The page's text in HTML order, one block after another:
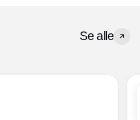
Se alle